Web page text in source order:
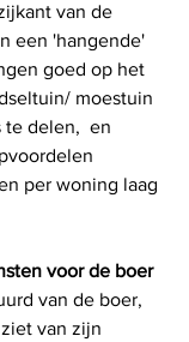
van de
een 'hangende'
goed op het
moestuin
te delen,  en
per woning laag
voor de boer
van de boer,
van zijn